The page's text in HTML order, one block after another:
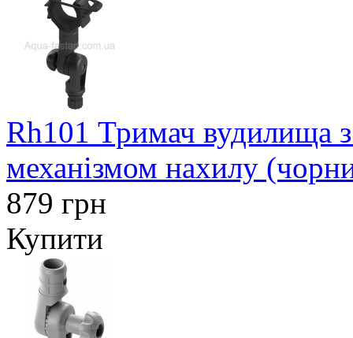
Rh101 Тримач вудилища
механізмом нахилу
879 грн
Купити